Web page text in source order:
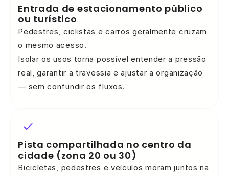
Entrada de estacionamento público
ou turístico
Pedestres, ciclistas e carros geralmente cruzam
o mesmo acesso.
Isolar os usos torna possível entender a pressão
real, garantir a travessia e ajustar a organização
— sem confundir os fluxos.
Pista compartilhada no centro da
cidade (zona 20 ou 30)
Bicicletas, pedestres e veículos moram juntos na